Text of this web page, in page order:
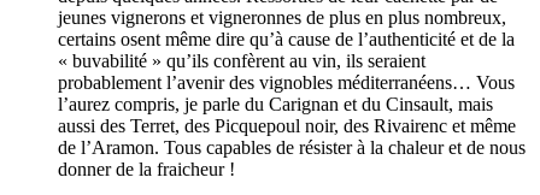
jeunes vignerons et vigneronnes de plus en plus nombreux,
certains osent même dire qu’à cause de l’authenticité et de la
« buvabilité » qu’ils confèrent au vin, ils seraient
probablement l’avenir des vignobles méditerranéens… Vous
l’aurez compris, je parle du Carignan et du Cinsault, mais
aussi des Terret, des Picquepoul noir, des Rivairenc et même
de l’Aramon. Tous capables de résister à la chaleur et de nous
donner de la fraicheur !